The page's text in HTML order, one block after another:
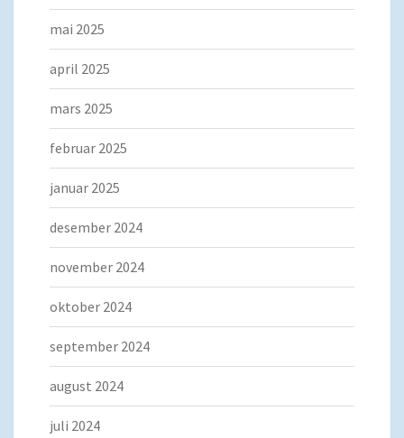
mai 2025
april 2025
mars 2025
februar 2025
januar 2025
desember 2024
november 2024
oktober 2024
september 2024
august 2024
juli 2024